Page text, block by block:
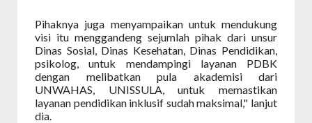
Pihaknya juga menyampaikan untuk mendukung
visi itu menggandeng sejumlah pihak dari unsur
Dinas Sosial, Dinas Kesehatan, Dinas Pendidikan,
psikolog, untuk mendampingi layanan PDBK
dengan melibatkan pula akademisi dari
UNWAHAS, UNISSULA, untuk memastikan
layanan pendidikan inklusif sudah maksimal," lanjut
dia.